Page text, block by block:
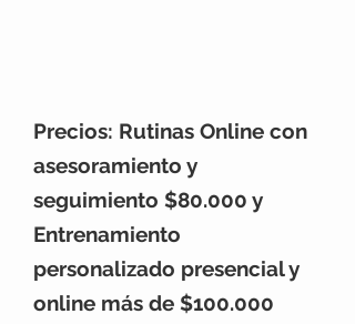
Precios: Rutinas Online con
asesoramiento y
seguimiento $80.000 y
Entrenamiento
personalizado presencial y
online más de $100.000